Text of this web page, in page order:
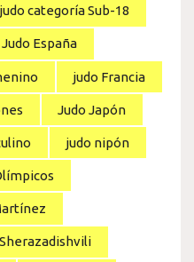
judo categoría Sub-18
Judo España
judo Francia
Judo Japón
judo nipón